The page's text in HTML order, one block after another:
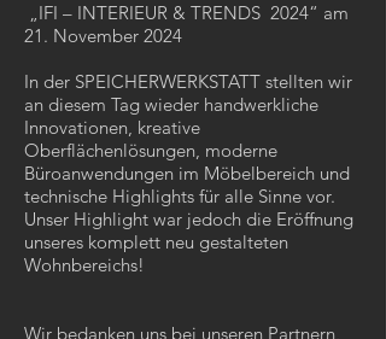
„IFI – INTERIEUR & TRENDS 2024“ am
21. November 2024
In der SPEICHERWERKSTATT stellten wir
an diesem Tag wieder handwerkliche
Innovationen, kreative
Oberflächenlösungen, moderne
Büroanwendungen im Möbelbereich und
technische Highlights für alle Sinne vor.
Unser Highlight war jedoch die Eröffnung
unseres komplett neu gestalteten
Wohnbereichs!
Wir bedanken uns bei unseren Partnern,